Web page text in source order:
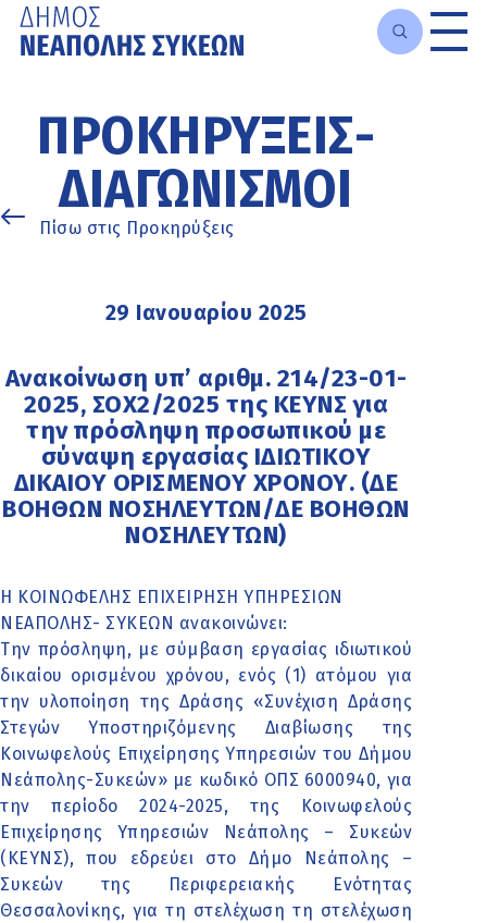
κυρίως
περιεχόμενο
ΠΡΟΚΗΡΎΞΕΙΣ-
ΔΙΑΓΩΝΙΣΜΟΊ
Πίσω στις Προκηρύξεις
29 Ιανουαρίου 2025
Ανακοίνωση υπ’ αριθμ. 214/23-01-
2025, ΣΟΧ2/2025 της ΚΕΥΝΣ για
την πρόσληψη προσωπικού με
σύναψη εργασίας ΙΔΙΩΤΙΚΟΥ
ΔΙΚΑΙΟΥ ΟΡΙΣΜΕΝΟΥ ΧΡΟΝΟΥ. (ΔΕ
ΒΟΗΘΩΝ ΝΟΣΗΛΕΥΤΩΝ/ΔΕ ΒΟΗΘΩΝ
ΝΟΣΗΛΕΥΤΩΝ)
Η ΚΟΙΝΩΦΕΛΗΣ ΕΠΙΧΕΙΡΗΣΗ ΥΠΗΡΕΣΙΩΝ
ΝΕΑΠΟΛΗΣ- ΣΥΚΕΩΝ ανακοινώνει:
Την πρόσληψη, µε σύµβαση εργασίας ιδιωτικού
δικαίου ορισµένου χρόνου, ενός (1) ατόµου για
την υλοποίηση της Δράσης «Συνέχιση Δράσης
Στεγών Υποστηριζόμενης Διαβίωσης της
Κοινωφελούς Επιχείρησης Υπηρεσιών του Δήμου
Νεάπολης-Συκεών» με κωδικό ΟΠΣ 6000940, για
την περίοδο 2024-2025, της Κοινωφελούς
Επιχείρησης Υπηρεσιών Νεάπολης – Συκεών
(ΚΕΥΝΣ), που εδρεύει στο Δήμο Νεάπολης –
Συκεών της Περιφερειακής Ενότητας
Θεσσαλονίκης, για τη στελέχωση τη στελέχωση